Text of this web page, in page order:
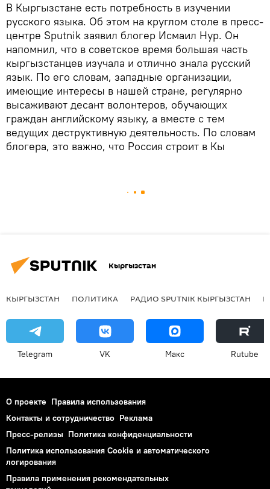
В Кыргызстане есть потребность в изучении
русского языка. Об этом на круглом столе в пресс-
центре Sputnik заявил блогер Исмаил Нур. Он
напомнил, что в советское время большая часть
кыргызстанцев изучала и отлично знала русский
язык. По его словам, западные организации,
имеющие интересы в нашей стране, регулярно
высаживают десант волонтеров, обучающих
граждан английскому языку, а вместе с тем
ведущих деструктивную деятельность. По словам
блогера, это важно, что Россия строит в Кы
Кыргызстан
КЫРГЫЗСТАН ПОЛИТИКА РАДИО SPUTNIK КЫРГЫЗСТАН
Telegram VK Макс Rutube
О проекте Правила использования
Контакты и сотрудничество Реклама
Пресс-релизы Политика конфиденциальности
Политика использования Cookie и автоматического
логирования
Правила применения рекомендательных